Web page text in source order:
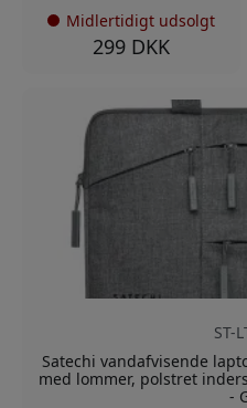
Midlertidigt udsolgt
299 DKK
ST-
Satechi vandafvisende
med lommer, polstret
-